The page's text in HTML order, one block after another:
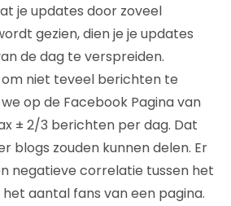
je updates door zoveel
gezien, dien je je updates
de dag te verspreiden.
om niet teveel berichten te
op de Facebook Pagina van
± 2/3 berichten per dag. Dat
blogs zouden kunnen delen. Er
negatieve correlatie tussen het
aantal fans van een pagina.